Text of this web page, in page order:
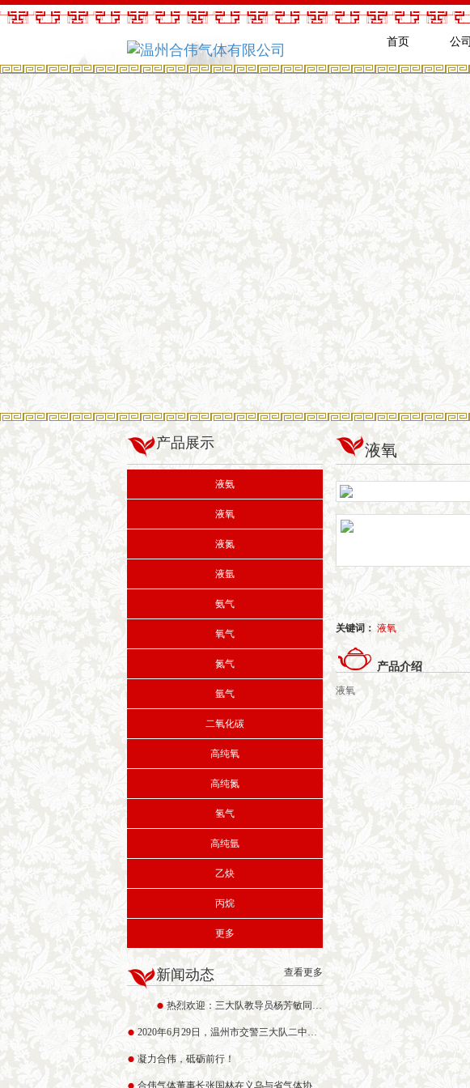
首页 公
液氧
关键词： 液氧
产品介绍
液氧
产品展示
液氨
液氧
液氮
液氩
氨气
氧气
氮气
氩气
二氧化碳
高纯氧
高纯氮
氢气
高纯氩
乙炔
丙烷
更多
新闻动态 查看更多
热烈欢迎：三大队教导员杨芳敏同志和三大队二中队梅队等其他领导来我公司检查车辆安全生产工作
2020年6月29日，温州市交警三大队二中队领导莅临温州合伟气体公司指导工作
凝力合伟，砥砺前行！